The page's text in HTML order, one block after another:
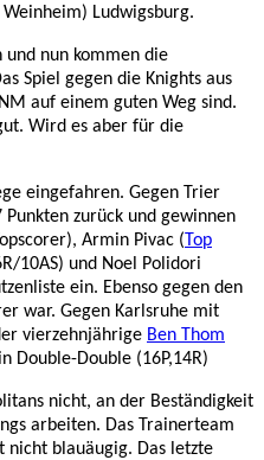
Ludwigsburg.
und nun kommen die
Spiel gegen die Knights aus
auf einem guten Weg sind.
Wird es aber für die
eingefahren. Gegen Trier
zurück und gewinnen
Armin Pivac (Top
10AS) und Noel Polidori
ein. Ebenso gegen den
war. Gegen Karlsruhe mit
vierzehnjährige Ben Thom
Double-Double (16P,14R)
nicht, an der Beständigkeit
arbeiten. Das Trainerteam
nicht blauäugig. Das letzte